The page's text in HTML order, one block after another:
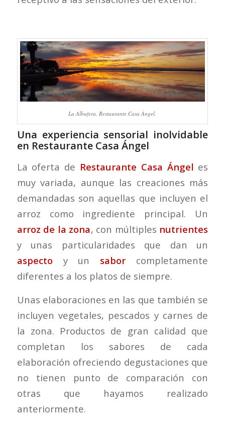
La Albufera, Restaurante Casa Ángel.
Una experiencia sensorial inolvidable
en Restaurante Casa Ángel
La oferta de Restaurante Casa Ángel es
muy variada, aunque las creaciones más
demandadas son aquellas que incluyen el
arroz como ingrediente principal. Un
arroz de la zona, con múltiples nutrientes
y unas particularidades que dan un
aspectoy un sabor completamente
diferentes a los platos de siempre.
Unas elaboraciones en las que también se
incluyen vegetales, pescados y carnes de
la zona. Productos de gran calidad que
completan los sabores de cada
elaboración ofreciendo degustaciones que
no tienen punto de comparación con
otras que hayamos realizado
anteriormente.